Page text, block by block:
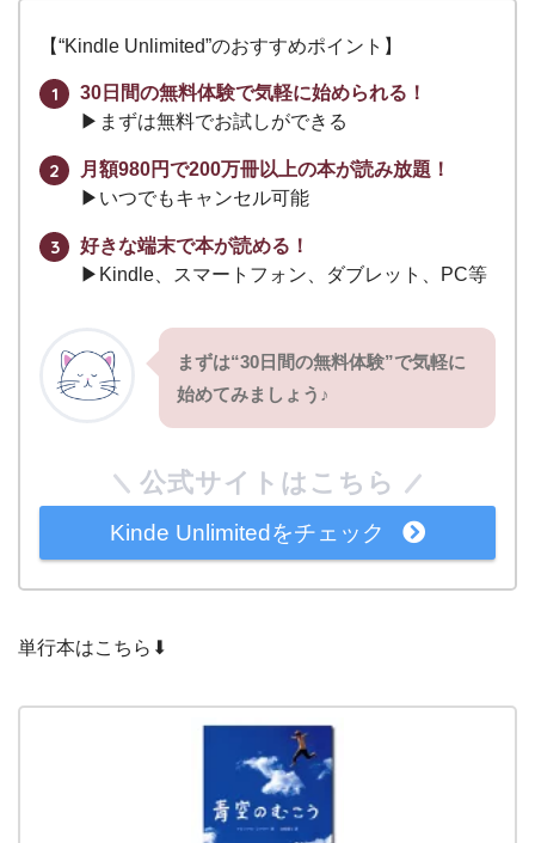
【“Kindle Unlimited”のおすすめポイント】
30日間の無料体験で気軽に始められる！
▶︎まずは無料でお試しができる
月額980円で200万冊以上の本が読み放題！
▶︎いつでもキャンセル可能
好きな端末で本が読める！
▶︎Kindle、スマートフォン、ダブレット、PC等
まずは“30日間の無料体験”で気軽に
始めてみましょう♪
公式サイトはこちら
Kinde Unlimitedをチェック
単行本はこちら⬇︎